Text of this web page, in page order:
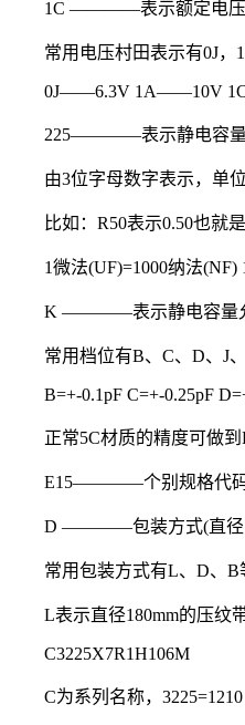
1C ————表示额定电压
常用电压村田表示有0J，
0J——6.3V 1A——10V
225————表示静电容量
由3位字母数字表示，单
比如：R50表示0.50也就
1微法(UF)=1000纳法(NF)
K ————表示静电容量允
常用档位有B、C、D、J
B=+-0.1pF C=+-0.25pF
正常5C材质的精度可做
E15————个别规格代码
D ————包装方式(直径
常用包装方式有L、D、B
L表示直径180mm的压纹
C3225X7R1H106M
C为系列名称，